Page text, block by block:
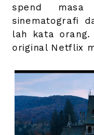
spend
sinematografi
lah kata orang.
original Netflix